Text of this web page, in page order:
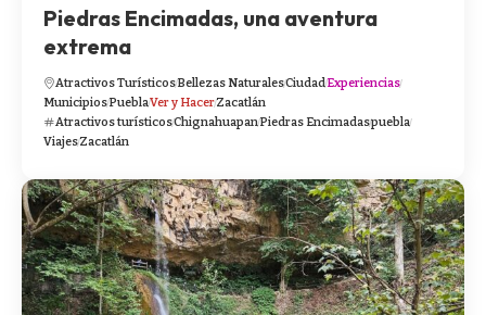
Piedras Encimadas, una aventura
extrema
Atractivos TurísticosBellezas NaturalesCiudadExperiencias
MunicipiosPueblaVer y HacerZacatlán
Atractivos turísticosChignahuapanPiedras Encimadaspuebla
ViajesZacatlán